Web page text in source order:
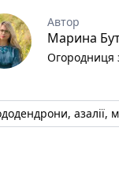
Автор
Марина
Огородниця
азалії,